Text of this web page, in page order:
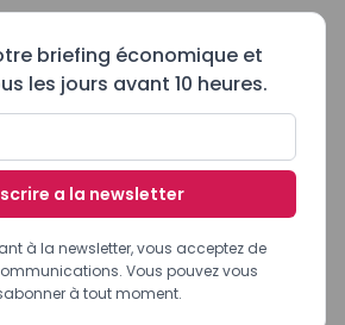
briefing économique et
les jours avant 10 heures.
a la newsletter
à la newsletter, vous acceptez de
Vous pouvez vous
à tout moment.